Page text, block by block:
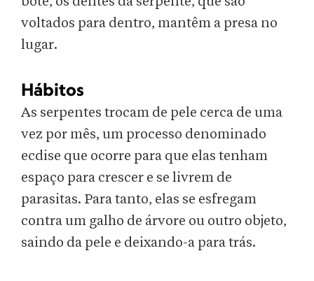
voltados para dentro, mantêm a presa no
lugar.
Hábitos
As serpentes trocam de pele cerca de uma
vez por mês, um processo denominado
ecdise que ocorre para que elas tenham
espaço para crescer e se livrem de
parasitas. Para tanto, elas se esfregam
contra um galho de árvore ou outro objeto,
saindo da pele e deixando-a para trás.